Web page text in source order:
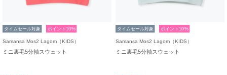
タイムセール対象 ポイント10%
Samansa Mos2 Lagom（KIDS）
ミニ裏毛5分袖スウェット
タイムセール対象 ポイント10%
Samansa Mos2 Lagom（KIDS）
ミニ裏毛5分袖スウェット